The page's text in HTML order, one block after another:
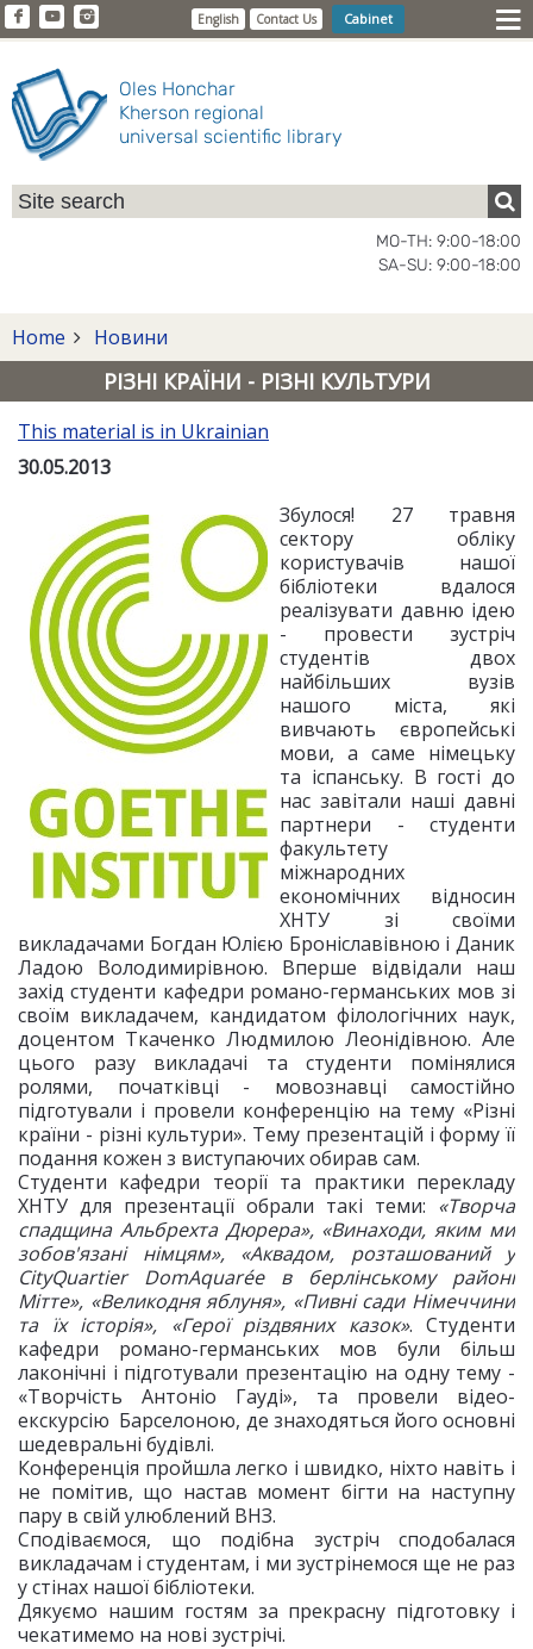
English Contact Us Cabinet
Oles Honchar
Kherson regional
universal scientific library
MO-TH: 9:00-18:00
SA-SU: 9:00-18:00
Home Новини
РІЗНІ КРАЇНИ - РІЗНІ КУЛЬТУРИ
This material is in Ukrainian
30.05.2013
Збулося! 27 травня
сектору обліку
користувачів нашої
бібліотеки вдалося
реалізувати давню ідею
- провести зустріч
студентів двох
найбільших вузів
нашого міста, які
вивчають європейські
мови, а саме німецьку
та іспанську. В гості до
нас завітали наші давні
партнери - студенти
факультету
міжнародних
економічних відносин
ХНТУ зі своїми
викладачами Богдан Юлією Броніславівною і Даник
Ладою Володимирівною. Вперше відвідали наш
захід студенти кафедри романо-германських мов зі
своїм викладачем, кандидатом філологічних наук,
доцентом Ткаченко Людмилою Леонідівною. Але
цього разу викладачі та студенти помінялися
ролями, початківці - мовознавці самостійно
підготували і провели конференцію на тему «Різні
країни - різні культури». Тему презентацій і форму її
подання кожен з виступаючих обирав сам.
Студенти кафедри теорії та практики перекладу
ХНТУ для презентації обрали такі теми: «Творча
спадщина Альбрехта Дюрера», «Винаходи, яким ми
зобов'язані німцям», «Аквадом, розташований у
CityQuartier DomAquarée в берлінському районі
Мітте», «Великодня яблуня», «Пивні сади Німеччини
та їх історія», «Герої різдвяних казок». Студенти
кафедри романо-германських мов були більш
лаконічні і підготували презентацію на одну тему -
«Творчість Антоніо Гауді», та провели відео-
екскурсію Барселоною, де знаходяться його основні
шедевральні будівлі.
Конференція пройшла легко і швидко, ніхто навіть і
не помітив, що настав момент бігти на наступну
пару в свій улюблений ВНЗ.
Сподіваємося, що подібна зустріч сподобалася
викладачам і студентам, і ми зустрінемося ще не раз
у стінах нашої бібліотеки.
Дякуємо нашим гостям за прекрасну підготовку і
чекатимемо на нові зустрічі.